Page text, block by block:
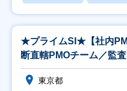
★プライムSI★【社内
断直轄PMOチーム／監査
東京都